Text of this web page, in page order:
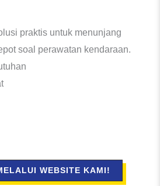
praktis untuk menunjang
soal perawatan kendaraan.
WEBSITE KAMI!